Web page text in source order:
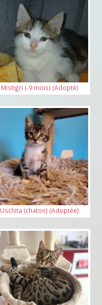
Mistigri (-9 mois) (Adopté)
Uschita (chaton) (Adoptée)